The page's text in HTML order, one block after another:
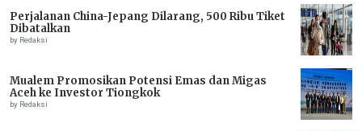
Perjalanan China-Jepang Dilarang, 500 Ribu Tiket
Dibatalkan
by Redaksi
Mualem Promosikan Potensi Emas dan Migas
Aceh ke Investor Tiongkok
by Redaksi